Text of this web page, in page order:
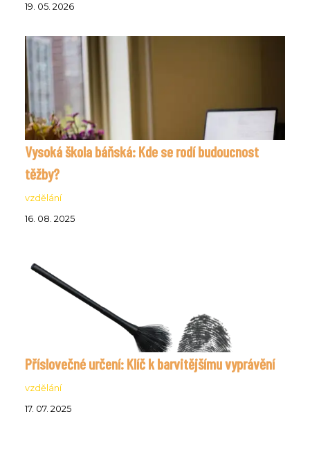
19. 05. 2026
Vysoká škola báňská: Kde se rodí budoucnost
těžby?
vzdělání
16. 08. 2025
Příslovečné určení: Klíč k barvitějšímu vyprávění
vzdělání
17. 07. 2025